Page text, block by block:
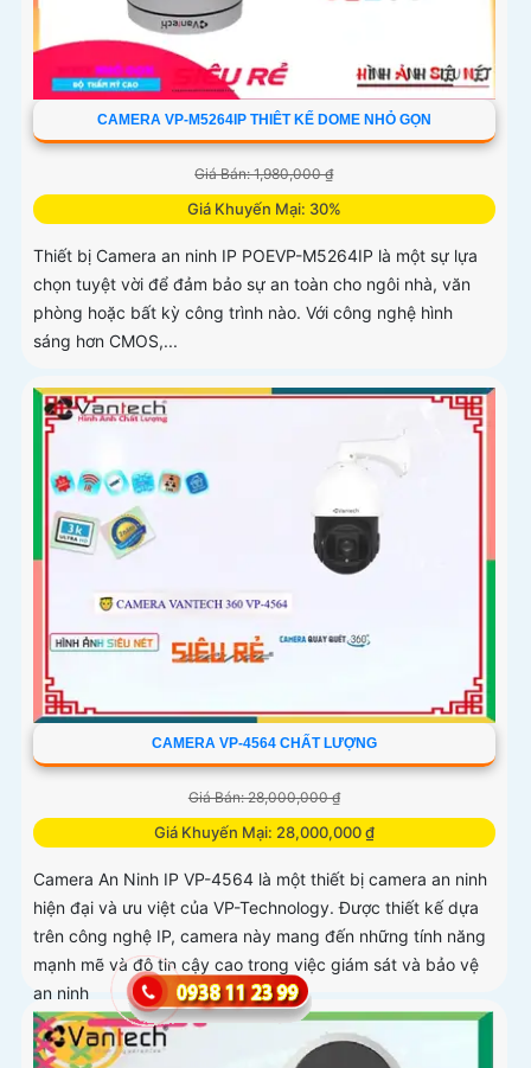
CAMERA VP-M5264IP THIÊT KẾ DOME NHỎ GỌN
Giá Bán: 1,980,000 ₫
Giá Khuyến Mại: 30%
Thiết bị Camera an ninh IP POEVP-M5264IP là một sự lựa
chọn tuyệt vời để đảm bảo sự an toàn cho ngôi nhà, văn
phòng hoặc bất kỳ công trình nào. Với công nghệ hình
sáng hơn CMOS,...
CAMERA VP-4564 CHẤT LƯỢNG
Giá Bán: 28,000,000 ₫
Giá Khuyến Mại: 28,000,000 ₫
Camera An Ninh IP VP-4564 là một thiết bị camera an ninh
hiện đại và ưu việt của VP-Technology. Được thiết kế dựa
trên công nghệ IP, camera này mang đến những tính năng
mạnh mẽ và độ tin cậy cao trong việc giám sát và bảo vệ
an ninh